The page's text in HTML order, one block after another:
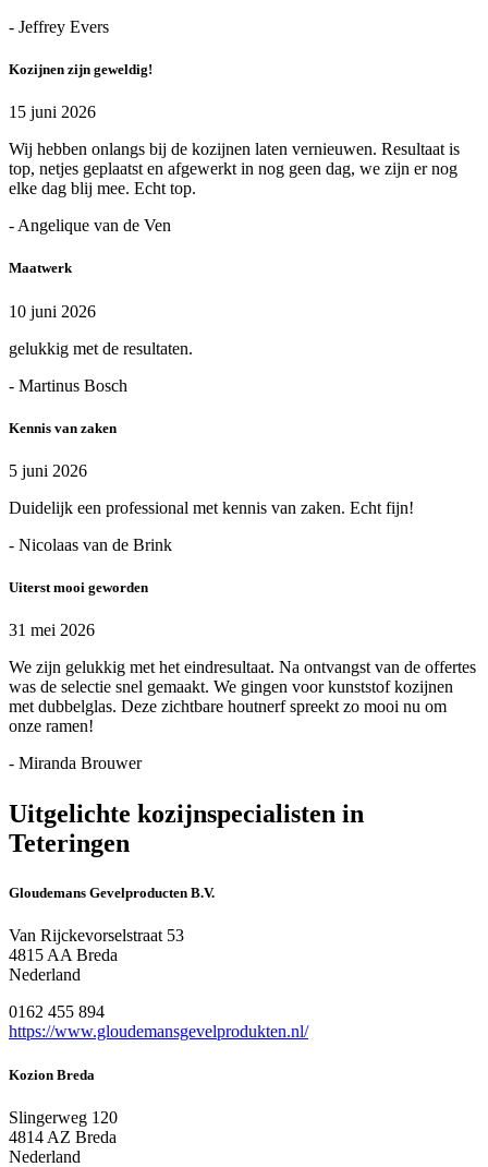
- Jeffrey Evers
Kozijnen zijn geweldig!
15 juni 2026
Wij hebben onlangs bij de kozijnen laten vernieuwen. Resultaat is
top, netjes geplaatst en afgewerkt in nog geen dag, we zijn er nog
elke dag blij mee. Echt top.
- Angelique van de Ven
Maatwerk
10 juni 2026
gelukkig met de resultaten.
- Martinus Bosch
Kennis van zaken
5 juni 2026
Duidelijk een professional met kennis van zaken. Echt fijn!
- Nicolaas van de Brink
Uiterst mooi geworden
31 mei 2026
We zijn gelukkig met het eindresultaat. Na ontvangst van de offertes
was de selectie snel gemaakt. We gingen voor kunststof kozijnen
met dubbelglas. Deze zichtbare houtnerf spreekt zo mooi nu om
onze ramen!
- Miranda Brouwer
Uitgelichte kozijnspecialisten in
Teteringen
Gloudemans Gevelproducten B.V.
Van Rijckevorselstraat 53
4815 AA Breda
Nederland
0162 455 894
https://www.gloudemansgevelprodukten.nl/
Kozion Breda
Slingerweg 120
4814 AZ Breda
Nederland